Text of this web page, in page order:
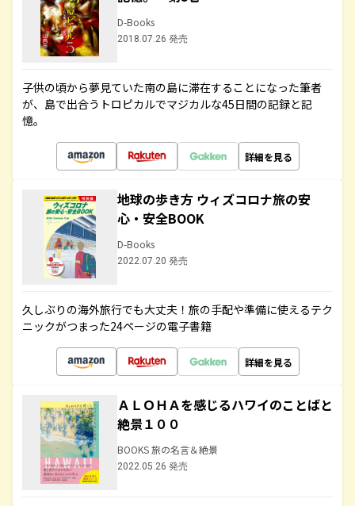
D-Books
2018.07.26 発売
子供の頃から夢見ていた南の島に滞在することになった筆者
が、島で出合うトロピカルでマジカルな45日間の記録と記
憶。
詳細を見る
地球の歩き方 ウィズコロナ旅の安
心・安全BOOK
D-Books
2022.07.20 発売
久しぶりの海外旅行でも大丈夫！旅の手配や準備に使えるテク
ニックがつまった24ページの電子書籍
詳細を見る
ＡＬＯＨＡを感じるハワイのことばと
絶景１００
BOOKS 旅の名言＆絶景
2022.05.26 発売